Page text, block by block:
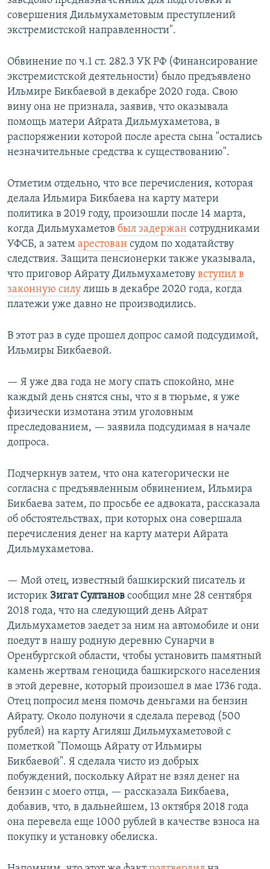
совершения Дильмухаметовым преступлений
экстремистской направленности".
Обвинение по ч.1 ст. 282.3 УК РФ (Финансирование
экстремистской деятельности) было предъявлено
Ильмире Бикбаевой в декабре 2020 года. Свою
вину она не признала, заявив, что оказывала
помощь матери Айрата Дильмухаметова, в
распоряжении которой после ареста сына "остались
незначительные средства к существованию".
Отметим отдельно, что все перечисления, которая
делала Ильмира Бикбаева на карту матери
политика в 2019 году, произошли после 14 марта,
когда Дильмухаметов был задержан сотрудниками
УФСБ, а затем арестован судом по ходатайству
следствия. Защита пенсионерки также указывала,
что приговор Айрату Дильмухаметову вступил в
законную силу лишь в декабре 2020 года, когда
платежи уже давно не производились.
В этот раз в суде прошел допрос самой подсудимой,
Ильмиры Бикбаевой.
— Я уже два года не могу спать спокойно, мне
каждый день снятся сны, что я в тюрьме, я уже
физически измотана этим уголовным
преследованием, — заявила подсудимая в начале
допроса.
Подчеркнув затем, что она категорически не
согласна с предъявленным обвинением, Ильмира
Бикбаева затем, по просьбе ее адвоката, рассказала
об обстоятельствах, при которых она совершала
перечисления денег на карту матери Айрата
Дильмухаметова.
— Мой отец, известный башкирский писатель и
историк Зигат Султанов сообщил мне 28 сентября
2018 года, что на следующий день Айрат
Дильмухаметов заедет за ним на автомобиле и они
поедут в нашу родную деревню Сунарчи в
Оренбургской области, чтобы установить памятный
камень жертвам геноцида башкирского населения
в этой деревне, который произошел в мае 1736 года.
Отец попросил меня помочь деньгами на бензин
Айрату. Около полуночи я сделала перевод (500
рублей) на карту Агиляш Дильмухаметовой с
пометкой "Помощь Айрату от Ильмиры
Бикбаевой". Я сделала чисто из добрых
побуждений, поскольку Айрат не взял денег на
бензин с моего отца, — рассказала Бикбаева,
добавив, что, в дальнейшем, 13 октября 2018 года
она перевела еще 1000 рублей в качестве взноса на
покупку и установку обелиска.